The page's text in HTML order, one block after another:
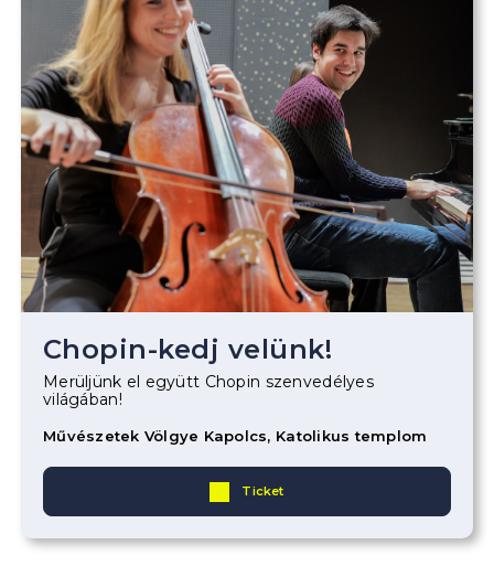
Chopin-kedj velünk!
Merüljünk el együtt Chopin szenvedélyes
világában!
Művészetek Völgye Kapolcs, Katolikus templom
Ticket